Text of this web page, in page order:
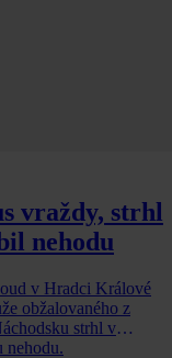
vraždy, strhl
nehodu
v Hradci Králové
obžalovaného z
strhl v
nehodu.